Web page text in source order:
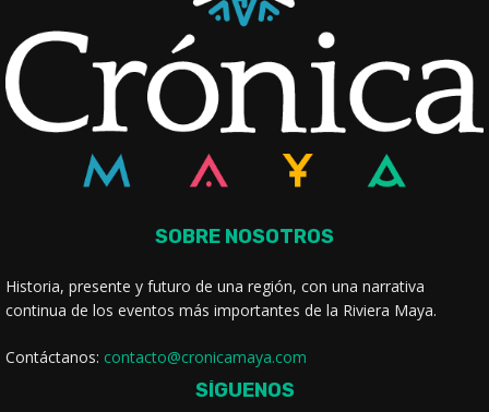
SOBRE NOSOTROS
Historia, presente y futuro de una región, con una narrativa
continua de los eventos más importantes de la Riviera Maya.
Contáctanos: contacto@cronicamaya.com
SÍGUENOS